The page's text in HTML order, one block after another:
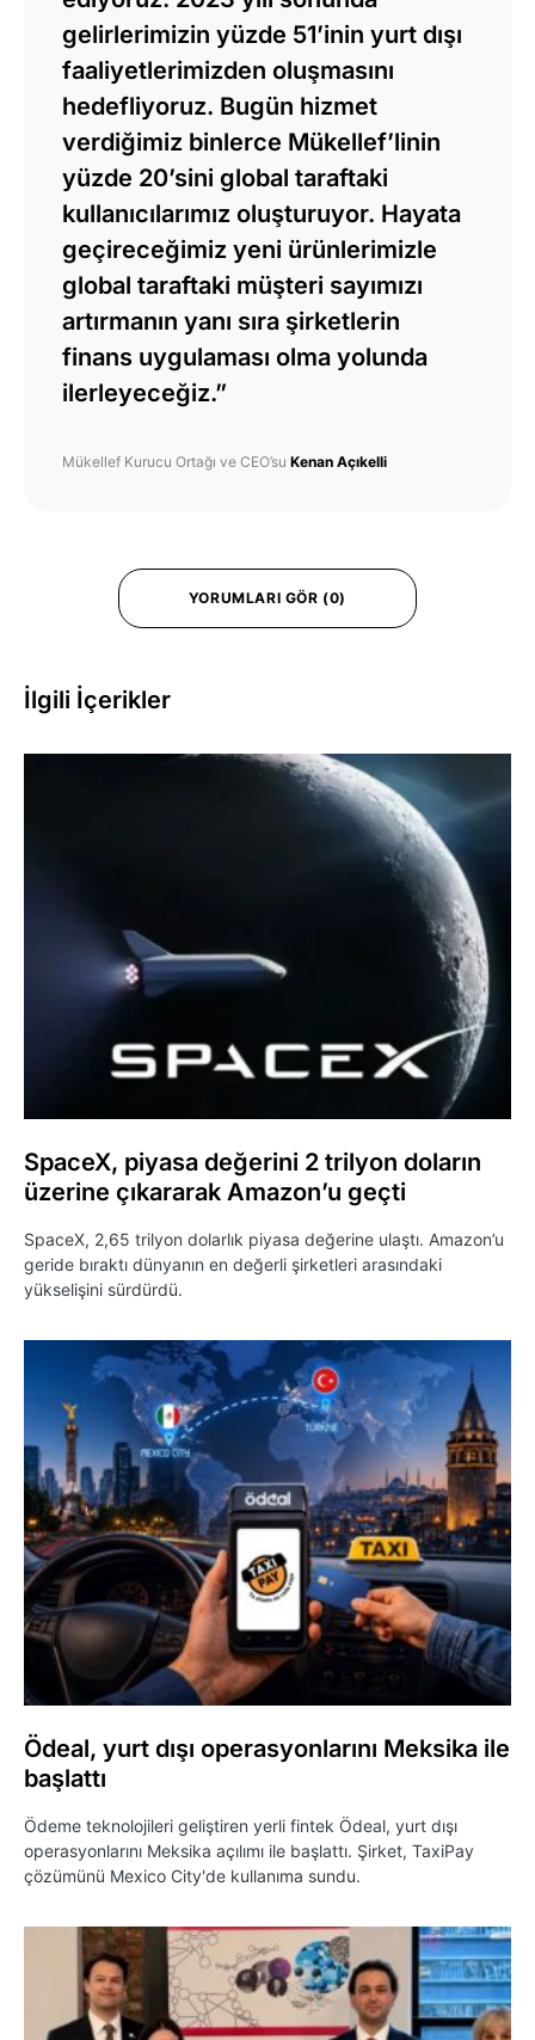
gelirlerimizin yüzde 51’inin yurt dışı
faaliyetlerimizden oluşmasını
hedefliyoruz. Bugün hizmet
verdiğimiz binlerce Mükellef’linin
yüzde 20’sini global taraftaki
kullanıcılarımız oluşturuyor. Hayata
geçireceğimiz yeni ürünlerimizle
global taraftaki müşteri sayımızı
artırmanın yanı sıra şirketlerin
finans uygulaması olma yolunda
ilerleyeceğiz.”
Mükellef Kurucu Ortağı ve CEO’su Kenan Açıkelli
YORUMLARI GÖR (0)
İlgili İçerikler
SpaceX, piyasa değerini 2 trilyon doların
üzerine çıkararak Amazon’u geçti
SpaceX, 2,65 trilyon dolarlık piyasa değerine ulaştı. Amazon’u
geride bıraktı dünyanın en değerli şirketleri arasındaki
yükselişini sürdürdü.
Ödeal, yurt dışı operasyonlarını Meksika ile
başlattı
Ödeme teknolojileri geliştiren yerli fintek Ödeal, yurt dışı
operasyonlarını Meksika açılımı ile başlattı. Şirket, TaxiPay
çözümünü Mexico City'de kullanıma sundu.